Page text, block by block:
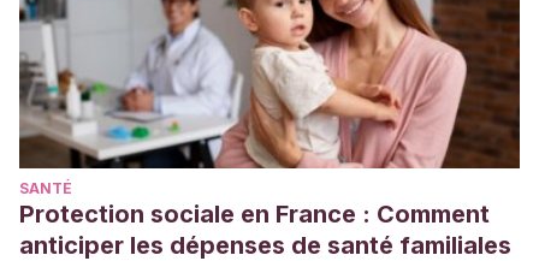
SANTÉ
Protection sociale en France : Comment
anticiper les dépenses de santé familiales